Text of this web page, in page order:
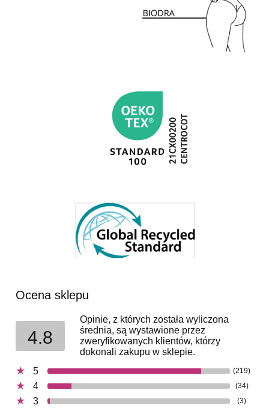
Ocena sklepu
4.8
Opinie, z których została wyliczona
średnia, są wystawione przez
zweryfikowanych klientów, którzy
dokonali zakupu w sklepie.
5
(219)
4 (34)
3 (3)